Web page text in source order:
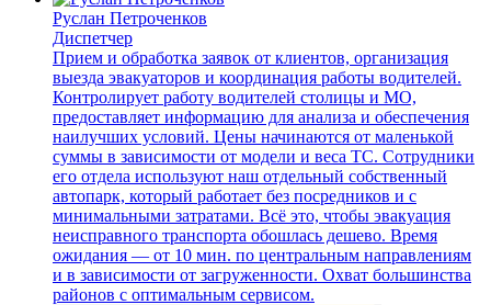
Руслан Петроченков
Диспетчер
Прием и обработка заявок от клиентов, организация
выезда эвакуаторов и координация работы водителей.
Контролирует работу водителей столицы и МО,
предоставляет информацию для анализа и обеспечения
наилучших условий. Цены начинаются от маленькой
суммы в зависимости от модели и веса ТС. Сотрудники
его отдела используют наш отдельный собственный
автопарк, который работает без посредников и с
минимальными затратами. Всё это, чтобы эвакуация
неисправного транспорта обошлась дешево. Время
ожидания — от 10 мин. по центральным направлениям
и в зависимости от загруженности. Охват большинства
районов с оптимальным сервисом.